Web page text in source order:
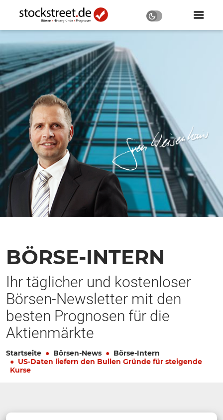
BÖRSE-INTERN
Ihr täglicher und kostenloser
Börsen-Newsletter mit den
besten Prognosen für die
Aktienmärkte
Startseite Börsen-News
Börse-Intern
US-Daten liefern den Bullen Gründe für steigende
Kurse